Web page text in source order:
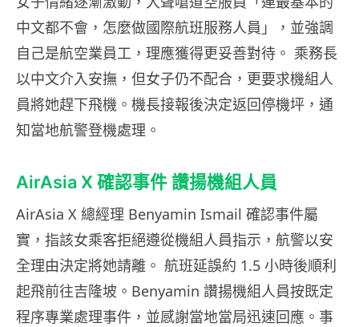
中文都不會，怎麼做國際航班服務人員」，並強調
自己是航空業員工，理應獲得更妥善對待。 乘務長
以中文介入安撫，但女子仍不配合，更要求機組人
員將她趕下飛機。機長接報後決定返回停機坪，通
知當地航警登機處理。
AirAsia X 確認事件 讚揚機組人員
AirAsia X 總經理 Benyamin Ismail 確認事件屬
實，指該女乘客拒絕遵從機組人員指示，航警以安
全理由決定將她請離。 航班延誤約 1.5 小時後順利
起飛前往吉隆坡。Benyamin 讚揚機組人員按既定
程序專業處理事件，並感謝當地當局迅速回應。事